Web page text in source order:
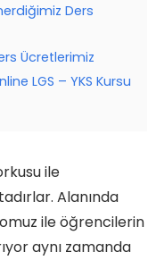
Ders
Ücretlerimiz
LGS – YKS Kursu
ile
Alanında
ile öğrencilerin
aynı zamanda